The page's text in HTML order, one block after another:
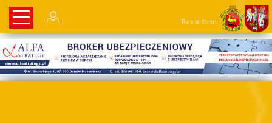
Baza firm